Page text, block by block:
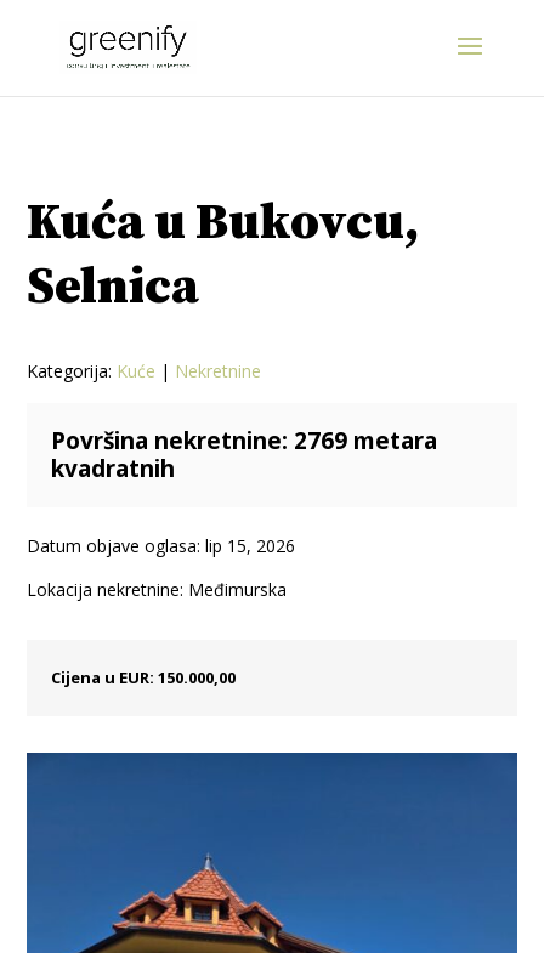
Kuća u Bukovcu,
Selnica
Kategorija: Kuće | Nekretnine
Površina nekretnine: 2769 metara
kvadratnih
Datum objave oglasa: lip 15, 2026
Lokacija nekretnine: Međimurska
Cijena u EUR: 150.000,00